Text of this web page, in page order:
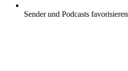
Sender und Podcasts favorisieren